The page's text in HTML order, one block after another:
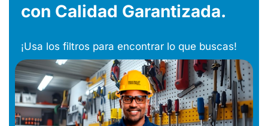
con Calidad Garantizada.
¡Usa los filtros para encontrar lo que buscas!